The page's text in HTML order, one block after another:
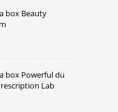
box Beauty
box Powerful du
Lab